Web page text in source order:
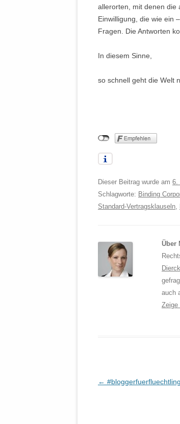
allerorten, mit denen die
Einwilligung, die wie ein
Fragen. Die Antworten
In diesem Sinne,
so schnell geht die Welt
Dieser Beitrag wurde am 6.
Schlagworte: Binding
Standard-Vertragsklauseln,
Über
auch
Zeige
Beitrags-
←